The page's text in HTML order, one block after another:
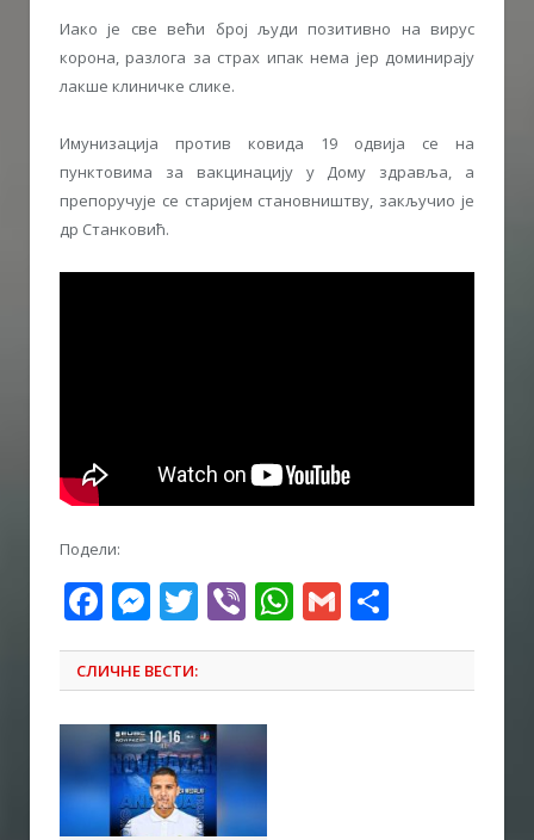
Иако је све већи број људи позитивно на вирус
корона, разлога за страх ипак нема јер доминирају
лакше клиничке слике.
Имунизација против ковида 19 одвија се на
пунктовима за вакцинацију у Дому здравља, а
препоручује се старијем становништву, закључио је
др Станковић.
Подели:
Facebook
Messenger
Twitter
ViberWhatsApp
Gmail
СЛИЧНЕ ВЕСТИ: